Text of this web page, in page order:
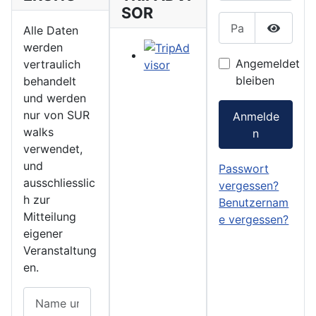
Alle Daten
werden
vertraulich
behandelt
und werden
nur von SUR
walks
verwendet,
und
ausschliesslic
h zur
Mitteilung
eigener
Veranstaltung
en.
SOR
Show
Angemeldet
bleiben
Anmelde
n
Passwort
vergessen?
Benutzernam
e vergessen?